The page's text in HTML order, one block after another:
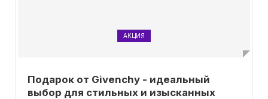
АКЦИЯ
Подарок от Givenchy - идеальный
выбор для стильных и изысканных